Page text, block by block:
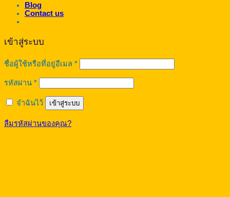
Blog
Contact us
เข้าสู่ระบบ
ชื่อผู้ใช้หรือที่อยู่อีเมล *ต้องการ
รหัสผ่าน *ต้องการ
จำฉันไว้ เข้าสู่ระบบ
ลืมรหัสผ่านของคุณ?